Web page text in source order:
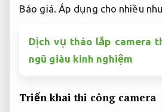
Báo giá. Áp dụng cho nhiều nhu
Dịch vụ tháo lắp camera
ngũ giàu kinh nghiệm
Triển khai thi công camera